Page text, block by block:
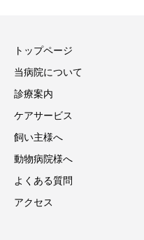
トップページ
当病院について
診療案内
ケアサービス
飼い主様へ
動物病院様へ
よくある質問
アクセス